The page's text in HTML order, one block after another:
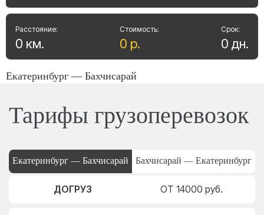
Стоимость:
0 р.
Расстояние:
0 км.
Срок:
0 дн.
Екатеринбург — Бахчисарай
Тарифы грузоперевозок
Екатеринбург — Бахчисарай Бахчисарай — Екатеринбург
ДОГРУЗ ОТ 14000 руб.